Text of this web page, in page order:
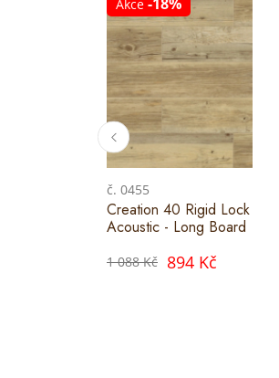
Akce
č. 0455
Creation 40 Rigid Lock
Acoustic - Long Board
1 088 Kč 894 Kč